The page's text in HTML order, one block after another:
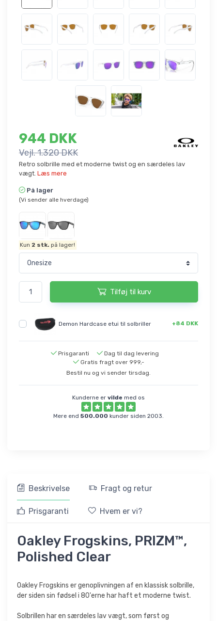
944 DKK
Vejl. 1.320 DKK
Retro solbrille med et moderne twist og en særdeles lav
vægt. Læs mere
På lager
(Vi sender alle hverdage)
Kun 2 stk. på lager!
Tilføj til kurv
Demon Hardcase etui til solbriller +84 DKK
Prisgaranti
Dag til dag levering
Gratis fragt over 999,-
Bestil nu og vi sender tirsdag.
Kunderne er vilde med os
Mere end 500.000 kunder siden 2003.
Beskrivelse Fragt og retur
Prisgaranti Hvem er vi?
Oakley Frogskins, PRIZM™,
Polished Clear
Oakley Frogskins er genoplivningen af en klassisk solbrille,
der siden sin fødsel i 80'erne har haft et moderne twist.
Solbrillen har en særdeles lav vægt, som først og